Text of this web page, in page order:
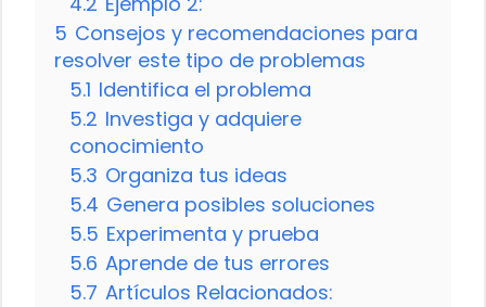
5 Consejos y recomendaciones para
resolver este tipo de problemas
5.1 Identifica el problema
5.2 Investiga y adquiere
conocimiento
5.3 Organiza tus ideas
5.4 Genera posibles soluciones
5.5 Experimenta y prueba
5.6 Aprende de tus errores
5.7 Artículos Relacionados: